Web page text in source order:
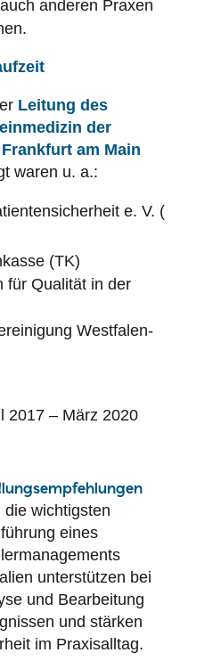
anderen Praxen
Leitung des
der
am Main
waren u. a.:
e. V. (
(TK)
für Qualität in der
Westfalen-
2017 – März 2020
wichtigsten
eines
unterstützen bei
und Bearbeitung
und stärken
im Praxisalltag.